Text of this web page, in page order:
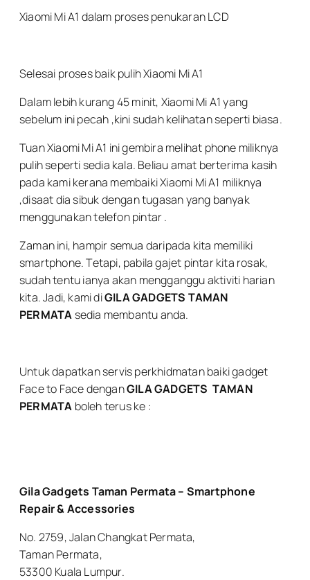
Xiaomi Mi A1 dalam proses penukaran LCD
Selesai proses baik pulih Xiaomi Mi A1
Dalam lebih kurang 45 minit, Xiaomi Mi A1 yang
sebelum ini pecah ,kini sudah kelihatan seperti biasa.
Tuan Xiaomi Mi A1 ini gembira melihat phone miliknya
pulih seperti sedia kala. Beliau amat berterima kasih
pada kami kerana membaiki Xiaomi Mi A1 miliknya
,disaat dia sibuk dengan tugasan yang banyak
menggunakan telefon pintar .
Zaman ini, hampir semua daripada kita memiliki
smartphone. Tetapi, pabila gajet pintar kita rosak,
sudah tentu ianya akan mengganggu aktiviti harian
kita. Jadi, kami diGILA GADGETS TAMAN
PERMATAsedia membantu anda.
Untuk dapatkan servis perkhidmatan baiki gadget
Face to Face denganGILA GADGETS TAMAN
PERMATA boleh terus ke :
Gila Gadgets Taman Permata – Smartphone
Repair & Accessories
No. 2759, Jalan Changkat Permata,
Taman Permata,
53300 Kuala Lumpur.